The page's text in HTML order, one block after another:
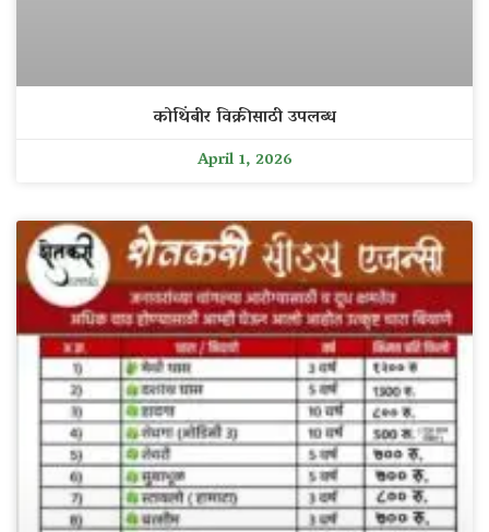
कोथिंबीर विक्रीसाठी उपलब्ध
April 1, 2026